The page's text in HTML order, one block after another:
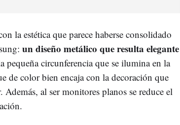
la estética que parece haberse consolidado
un diseño metálico que resulta elegante
pequeña circunferencia que se ilumina en la
de color bien encaja con la decoración que
Además, al ser monitores planos se reduce el